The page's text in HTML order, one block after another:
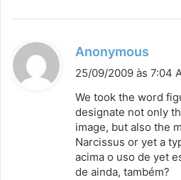
Anonymous
i
s
e
:
25/09/2009 às 7:04
We took the word
designate not only
image, but also the
Narcissus or yet a
acima o uso de yet
de ainda, também?